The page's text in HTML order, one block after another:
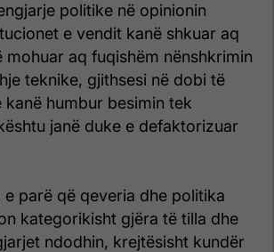
politike në opinionin
e vendit kanë shkuar aq
mohuar aq fuqishëm nënshkrimin
teknike, gjithsesi në dobi të
kanë humbur besimin tek
janë duke e defaktorizuar
e parë që qeveria dhe politika
kategorikisht gjëra të tilla dhe
ndodhin, krejtësisht kundër